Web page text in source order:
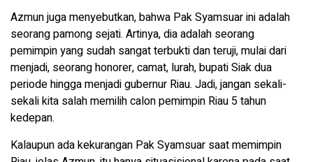
Azmun juga menyebutkan, bahwa Pak Syamsuar ini adalah
seorang pamong sejati. Artinya, dia adalah seorang
pemimpin yang sudah sangat terbukti dan teruji, mulai dari
menjadi, seorang honorer, camat, lurah, bupati Siak dua
periode hingga menjadi gubernur Riau. Jadi, jangan sekali-
sekali kita salah memilih calon pemimpin Riau 5 tahun
kedepan.
Kalaupun ada kekurangan Pak Syamsuar saat memimpin